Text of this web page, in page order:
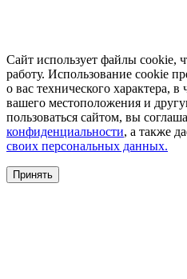
Сайт использует файлы cookie,
работу. Использование cookie
о вас технического характера, в
вашего местоположения и
пользоваться сайтом, вы
конфиденциальности, а также
своих персональных данных.
Принять